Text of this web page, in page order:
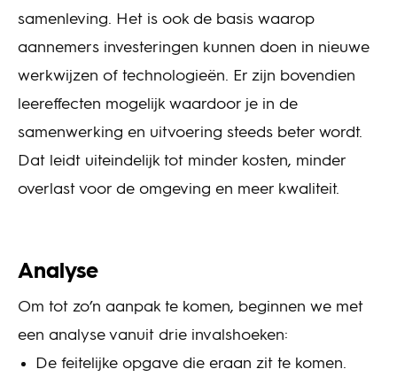
samenleving. Het is ook de basis waarop
aannemers investeringen kunnen doen in nieuwe
werkwijzen of technologieën. Er zijn bovendien
leereffecten mogelijk waardoor je in de
samenwerking en uitvoering steeds beter wordt.
Dat leidt uiteindelijk tot minder kosten, minder
overlast voor de omgeving en meer kwaliteit.
Analyse
Om tot zo’n aanpak te komen, beginnen we met
een analyse vanuit drie invalshoeken:
De feitelijke opgave die eraan zit te komen.